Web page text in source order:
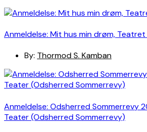
Anmeldelse: Mit hus min drøm,
By: Thormod S. Kamban
Anmeldelse: Odsherred Sommerrevy
Teater (Odsherred Sommerrevy)